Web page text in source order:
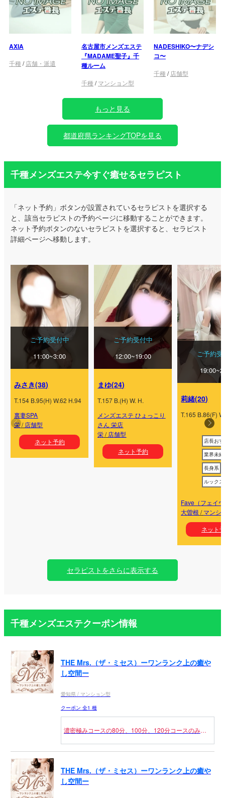
AXIA
千種/ 店舗・派遣
名古屋市メンズエステ
『MADAME聖子』千
種ルーム
千種/マンション型
NADESHIKO〜ナデシ
コ〜
千種/ 店舗型
もっと見る
都道府県ランキングTOPを見る
千種メンズエステ今すぐ癒せるセラピスト
「ネット予約」ボタンが設置されているセラピストを選択する
と、該当セラピストの予約ページに移動することができます。
ネット予約ボタンのないセラピストを選択すると、セラピスト
詳細ページへ移動します。
ご予約受付中
11:00~3:00
みさき(38)
T.154 B.95(H) W.62 H.94
裏妻SPA
栄/ 店舗型
ネット予約
ご予約受付中
12:00~19:00
まゆ(24)
T.157 B.(H) W. H.
メンズエステ ひょっこり
さん 栄店
栄/ 店舗型
ネット予約
ご予約
莉緒(20)
T.165 B.86(F)
店長お
業界未
長身系
ルック
Fave（フェイ
大曽根 /マンシ
ネット
セラピストをさらに表示する
千種メンズエステクーポン情報
THE Mrs.（ザ・ミセス）ーワンランク上の癒や
し空間ー
愛知県 / マンション型
クーポン 全1 種
濃密極みコースの80分、100分、120分コースのみに
予約割】とお伝えください。
前日の23：59分までのご予約にご利用ください。
THE Mrs.（ザ・ミセス）ーワンランク上の癒や
し空間ー